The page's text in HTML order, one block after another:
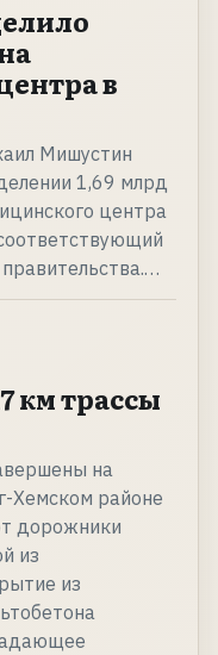
в
Мишустин
1,69 млрд
центра
км трассы
на
Хемском районе
дорожники
из
из